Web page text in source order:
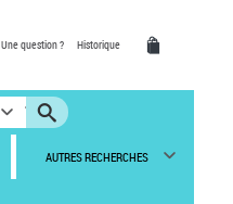
Une question ? Historique
AUTRES RECHERCHES